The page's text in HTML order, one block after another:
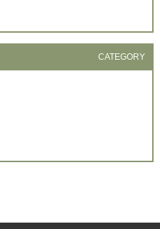
CATEGORY